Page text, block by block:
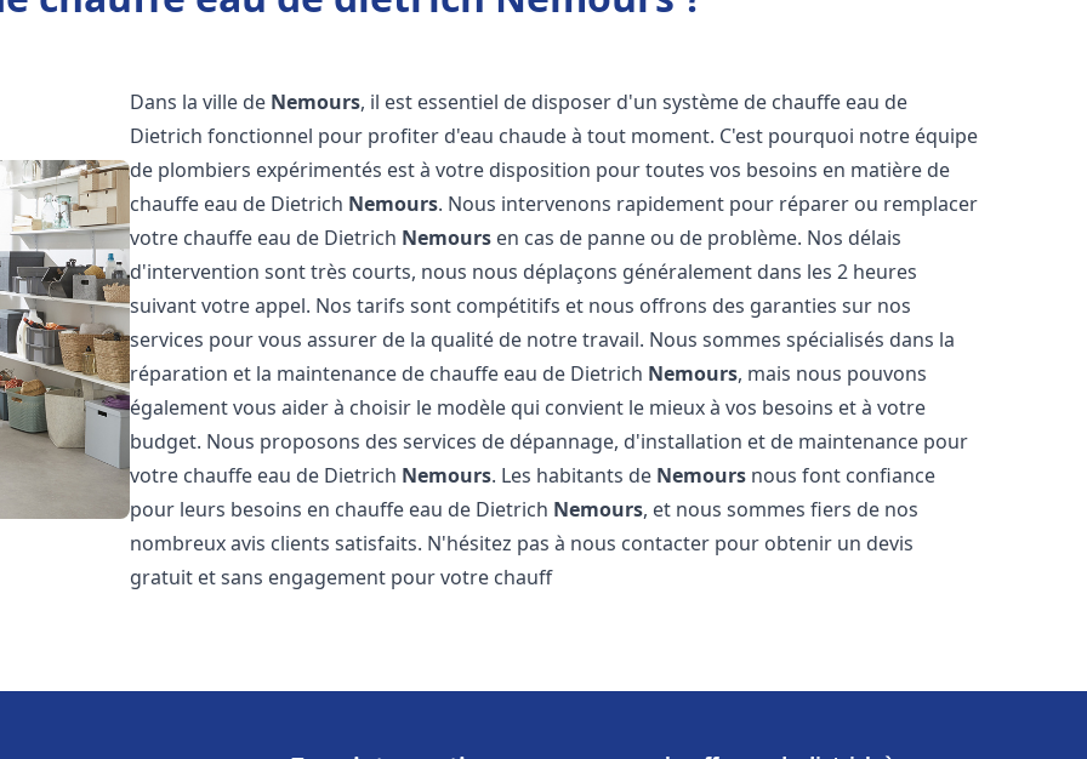
Dans la ville de Nemours, il est essentiel de disposer d'un système de chauffe eau de
Dietrich fonctionnel pour profiter d'eau chaude à tout moment. C'est pourquoi notre équipe
de plombiers expérimentés est à votre disposition pour toutes vos besoins en matière de
chauffe eau de Dietrich Nemours. Nous intervenons rapidement pour réparer ou remplacer
votre chauffe eau de Dietrich Nemours en cas de panne ou de problème. Nos délais
d'intervention sont très courts, nous nous déplaçons généralement dans les 2 heures
suivant votre appel. Nos tarifs sont compétitifs et nous offrons des garanties sur nos
services pour vous assurer de la qualité de notre travail. Nous sommes spécialisés dans la
réparation et la maintenance de chauffe eau de Dietrich Nemours, mais nous pouvons
également vous aider à choisir le modèle qui convient le mieux à vos besoins et à votre
budget. Nous proposons des services de dépannage, d'installation et de maintenance pour
votre chauffe eau de Dietrich Nemours. Les habitants de Nemours nous font confiance
pour leurs besoins en chauffe eau de Dietrich Nemours, et nous sommes fiers de nos
nombreux avis clients satisfaits. N'hésitez pas à nous contacter pour obtenir un devis
gratuit et sans engagement pour votre chauff